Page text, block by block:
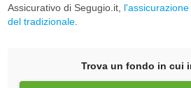
Assicurativo di Segugio.it,
del tradizionale.
Trova un fondo in cui